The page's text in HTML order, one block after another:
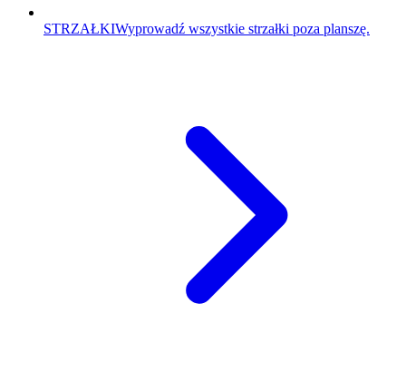
STRZAŁKIWyprowadź wszystkie strzałki poza planszę.